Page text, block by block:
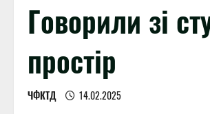
Говорили зі
простір
ЧФКТД 14.02.2025